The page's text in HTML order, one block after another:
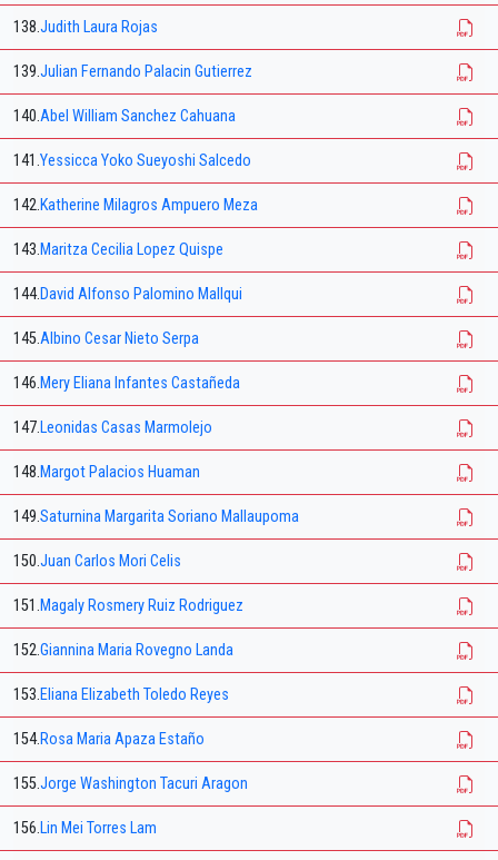
138.Judith Laura Rojas
139.Julian Fernando Palacin Gutierrez
140.Abel William Sanchez Cahuana
141.Yessicca Yoko Sueyoshi Salcedo
142.Katherine Milagros Ampuero Meza
143.Maritza Cecilia Lopez Quispe
144.David Alfonso Palomino Mallqui
145.Albino Cesar Nieto Serpa
146.Mery Eliana Infantes Castañeda
147.Leonidas Casas Marmolejo
148.Margot Palacios Huaman
149.Saturnina Margarita Soriano Mallaupoma
150.Juan Carlos Mori Celis
151.Magaly Rosmery Ruiz Rodriguez
152.Giannina Maria Rovegno Landa
153.Eliana Elizabeth Toledo Reyes
154.Rosa Maria Apaza Estaño
155.Jorge Washington Tacuri Aragon
156.Lin Mei Torres Lam